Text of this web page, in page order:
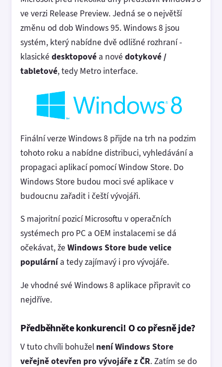
ve verzi Release Preview. Jedná se o největší
změnu od dob Windows 95. Windows 8 jsou
systém, který nabídne dvě odlišné rozhraní -
klasické desktopové a nové dotykové /
tabletové, tedy Metro interface.
Finální verze Windows 8 přijde na trh na podzim
tohoto roku a nabídne distribuci, vyhledávání a
propagaci aplikací pomocí Window Store. Do
Windows Store budou moci své aplikace v
budoucnu zařadit i čeští vývojáři.
S majoritní pozicí Microsoftu v operačních
systémech pro PC a OEM instalacemi se dá
očekávat, že Windows Store bude velice
populárnía tedy zajímavý i pro vývojáře.
Je vhodné své Windows 8 aplikace připravit co
nejdříve.
Předběhněte konkurenci! O co přesně jde?
V tuto chvíli bohužel není Windows Store
veřejně otevřen pro vývojáře z ČR. Zatím se do